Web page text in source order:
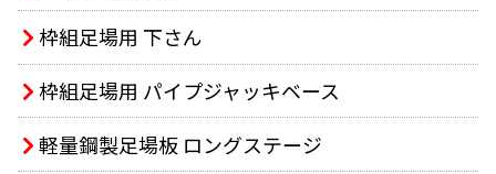
枠組足場用 下さん
枠組足場用 パイプジャッキベース
軽量鋼製足場板 ロングステージ